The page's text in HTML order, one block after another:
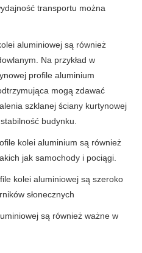
transportu można
aluminiowej są również
Na przykład w
profile aluminium
mogą zdawać
szklanej ściany kurtynowej
budynku.
kolei aluminium są również
jak samochody i pociągi.
kolei aluminiowej są szeroko
słonecznych
są również ważne w